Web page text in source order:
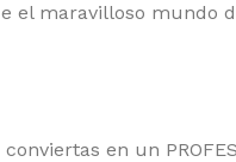
el maravilloso
en un